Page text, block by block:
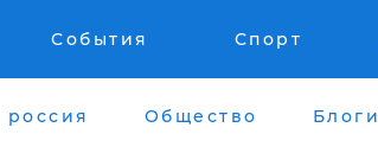
События Спорт
россия Общество Блоги